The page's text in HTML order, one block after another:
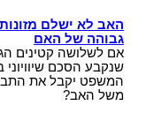
האב לא ישלם
גבוהה של האם
אם לשלושה קטינים
שנקבע הסכם
המשפט יקבל את
משל האב?